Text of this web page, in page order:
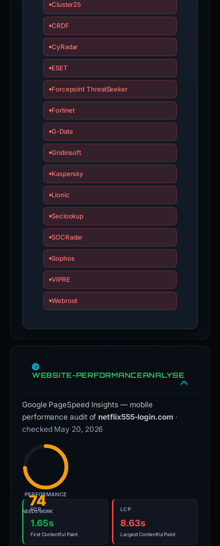
Cluster25
CRDF
CyRadar
ESET
Forcepoint ThreatSeeker
Fortinet
G-Data
Gridinsoft
Kaspersky
Lionic
Seclookup
SOCRadar
Sophos
VIPRE
Webroot
WEBSITE-PERFORMANCEANALYSE
Google PageSpeed Insights — mobile
performance audit of netflix555-login.com ·
checked May 20, 2026
74
NEEDS WORK
PERFORMANCE
FCP
1.65s
First Contentful Paint
LCP
8.63s
Largest Contentful Paint